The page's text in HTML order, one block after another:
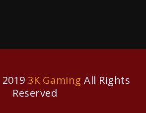
3K Gaming All Rights
Reserved